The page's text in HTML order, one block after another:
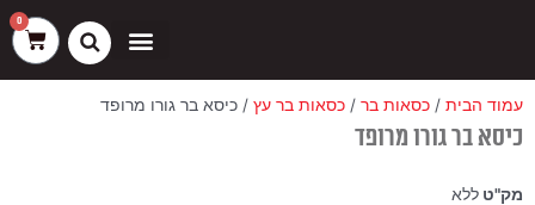
0
עגלת
קניות
עמוד הבית / כסאות בר / כסאות בר עץ / כיסא בר גורו מרופד
כיסא בר גורו מרופד
מק"ט ללא